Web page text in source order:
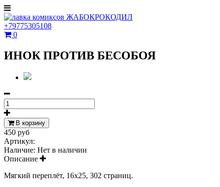
+79775305108
0
ИНОК ПРОТИВ БЕСОБОЯ
В корзину
450 руб
Артикул:
Наличие: Нет в наличии
Описание
Мягкий переплёт, 16х25, 302 страниц.